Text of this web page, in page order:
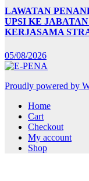
LAWATAN
UPSI KE
KERJASAMA
05/08/2026
Proudly powered by
Home
Cart
Checkout
My account
Shop